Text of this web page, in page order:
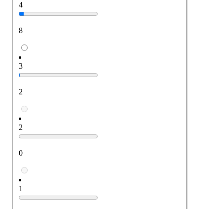
4
8
3
2
2
0
1